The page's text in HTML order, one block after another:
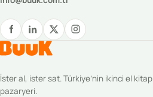
İster al, ister sat. Türkiye’nin ikinci el kitap
pazaryeri.